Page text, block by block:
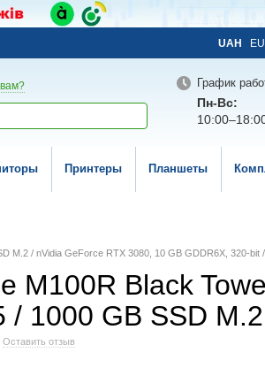
UAH
График
Пн-Вс:
Принтеры Планшеты
M.2 / nVidia GeForce RTX 3080, 10 GB GDDR6X, 320-bit
M100R Black
1000 GB SSD
Оставить отзыв